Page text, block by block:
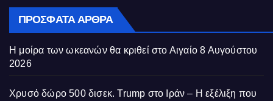
ΠΡΌΣΦΑΤΑ ΆΡΘΡΑ
Η μοίρα των ωκεανών θα κριθεί στο Αιγαίο 8 Αυγούστου
2026
Χρυσό δώρο 500 δισεκ. Trump στο Ιράν – Η εξέλιξη που